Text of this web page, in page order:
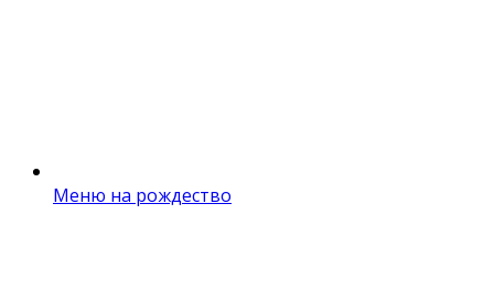
Меню на рождество